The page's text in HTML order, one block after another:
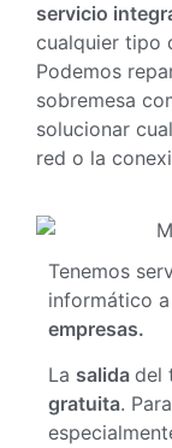
servicio
cualquier tipo
Podemos
sobremesa
solucionar
red o la
Tenemos
informático
empresas.
La salida del
gratuita.